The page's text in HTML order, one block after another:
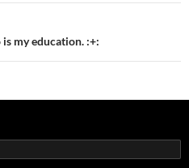
is my education. :+: